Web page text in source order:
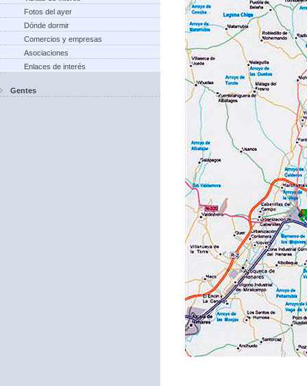
Fotos del ayer
Dónde dormir
Comercios y empresas
Asociaciones
Enlaces de interés
Gentes